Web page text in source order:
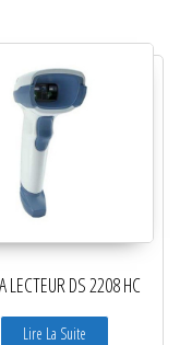
LECTEUR DS 2208 HC
Lire La Suite